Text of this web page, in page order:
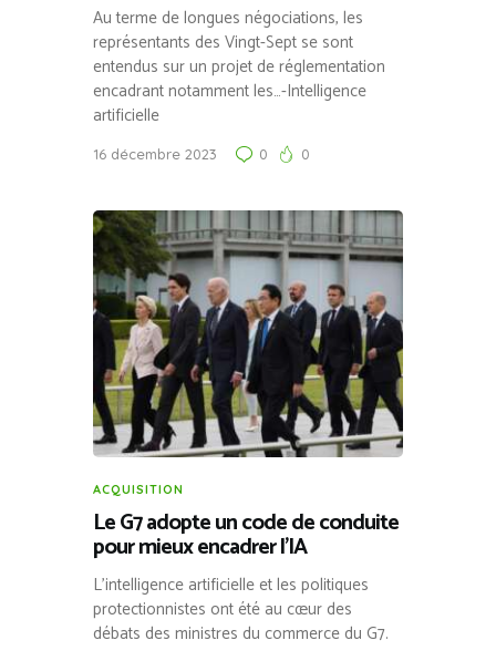
Au terme de longues négociations, les
représentants des Vingt-Sept se sont
entendus sur un projet de réglementation
encadrant notamment les…-Intelligence
artificielle
16 décembre 2023 0 0
ACQUISITION
Le G7 adopte un code de conduite
pour mieux encadrer l’IA
L’intelligence artificielle et les politiques
protectionnistes ont été au cœur des
débats des ministres du commerce du G7.